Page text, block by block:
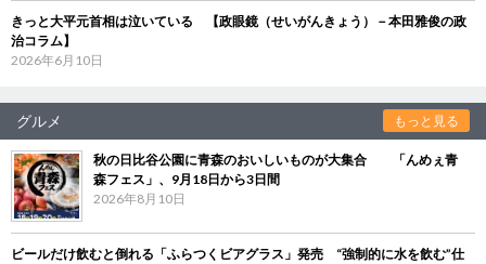
きっと大平元首相は泣いている 【政眼鏡（せいがんきょう）－本田雅俊の政
治コラム】
2026年6月10日
グルメ もっと見る
秋の日比谷公園に青森のおいしいものが大集合 「んめぇ青
森フェス」、9月18日から3日間
2026年8月10日
ビールだけ飲むと倒れる「ふらつくビアグラス」発売 “強制的に水を飲む”仕